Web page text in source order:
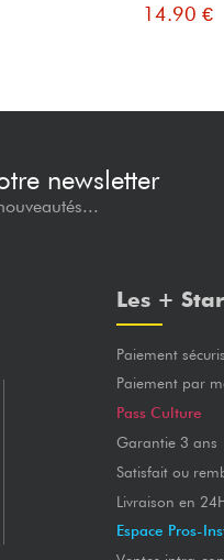
14.90 €
newsletter
Les +
Paiement
Paiement par
Pass Culture
Garantie 3 ans
Satisfait ou
Livraison en
Espace Pros-